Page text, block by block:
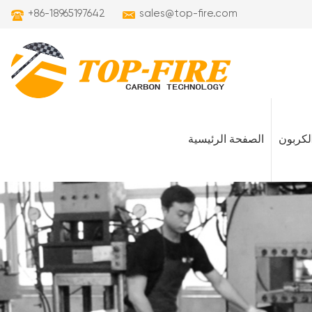
+86-18965197642 sales@top-fire.com
الصفحة الرئيسية